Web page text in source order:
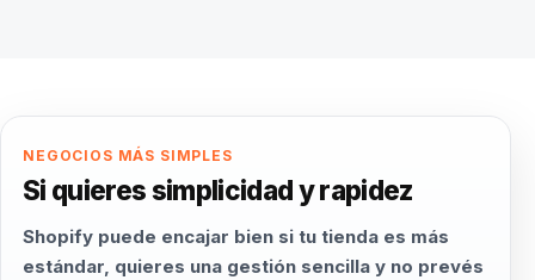
NEGOCIOS MÁS SIMPLES
Si quieres simplicidad y rapidez
Shopify puede encajar bien si tu tienda es más
estándar, quieres una gestión sencilla y no prevés